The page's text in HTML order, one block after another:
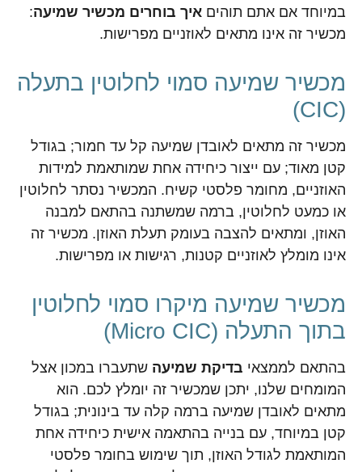
במיוחד אם אתם תוהים איך בוחרים מכשיר שמיעה:
מכשיר זה אינו מתאים לאוזניים מפרישות.
מכשיר שמיעה סמוי לחלוטין בתעלה
(CIC)
מכשיר זה מתאים לאובדן שמיעה קל עד חמור; בגודל
קטן מאוד; עם ייצור כיחידה אחת שמותאמת למידות
האוזניים, מחומר פלסטי קשיח. המכשיר נסתר לחלוטין
או כמעט לחלוטין, ברמה שמשתנה בהתאם למבנה
האוזן, ומתאים להצבה בעומק תעלת האוזן. מכשיר זה
אינו מומלץ לאוזניים קטנות, רגישות או מפרישות.
מכשיר שמיעה מיקרו סמוי לחלוטין
בתוך התעלה (Micro CIC)
בהתאם לממצאי בדיקת שמיעה שתעברו במכון אצל
המומחים שלנו, יתכן שמכשיר זה יומלץ לכם. הוא
מתאים לאובדן שמיעה ברמה קלה עד בינונית; בגודל
קטן במיוחד, עם בנייה בהתאמה אישית כיחידה אחת
המותאמת לגודל האוזן, תוך שימוש בחומר פלסטי